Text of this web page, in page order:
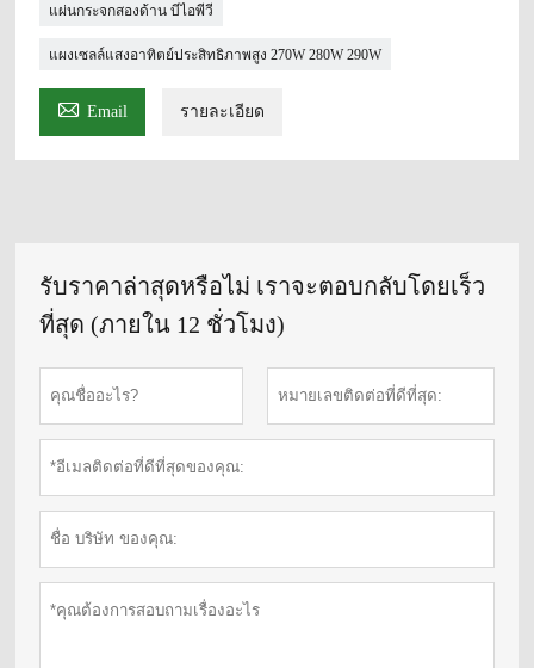
แผ่นกระจกสองด้าน บีไอพีวี
แผงเซลล์แสงอาทิตย์ประสิทธิภาพสูง 270W 280W 290W
 Email รายละเอียด
รับราคาล่าสุดหรือไม่ เราจะตอบกลับโดยเร็ว
ที่สุด (ภายใน 12 ชั่วโมง)